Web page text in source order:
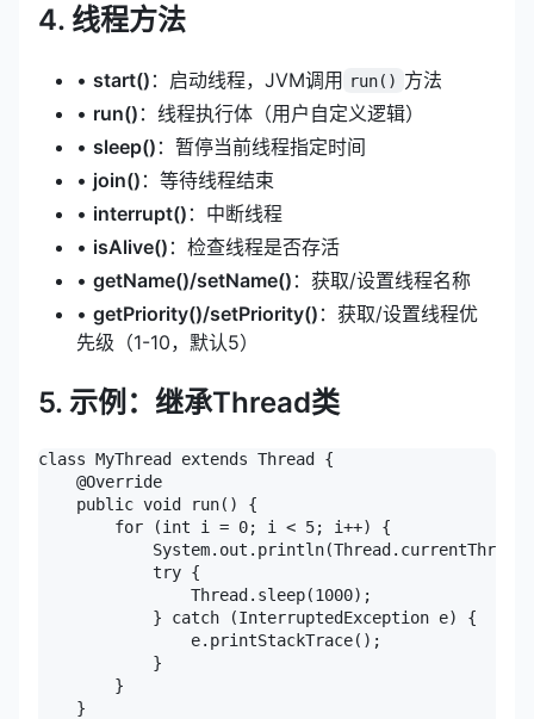
4. 线程方法
• start() ：启动线程，JVM调用 run() 方法
• run() ：线程执行体（用户自定义逻辑）
• sleep() ：暂停当前线程指定时间
• join() ：等待线程结束
• interrupt() ：中断线程
• isAlive() ：检查线程是否存活
• getName()/setName() ：获取/设置线程名称
• getPriority()/setPriority() ：获取/设置线程优
先级（1-10，默认5）
5. 示例：继承Thread类
class MyThread extends Thread {
    @Override
    public void run() {
        for (int i = 0; i < 5; i++) {
            try {
                Thread.sleep(1000);
            } catch (InterruptedException e) {
                e.printStackTrace();
            }
        }
    }